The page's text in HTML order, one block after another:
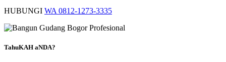
HUBUNGI WA 0812-1273-3335
TahuKAH aNDA?